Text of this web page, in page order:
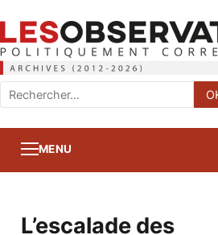
Rechercher
:
MENU
L’escalade des